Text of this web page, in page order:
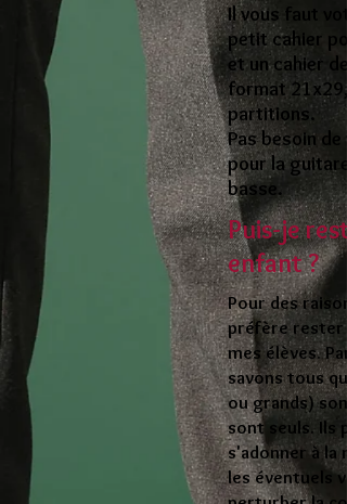
Il vous faut
petit cahier
et un cahier
format
partitions.
Pas besoin
pour la
basse.
Puis-je
enfant ?
Pour des
préfère rester
mes élèves.
savons tous
ou grands)
sont seuls. Ils
s'adonner à la
les éventuels